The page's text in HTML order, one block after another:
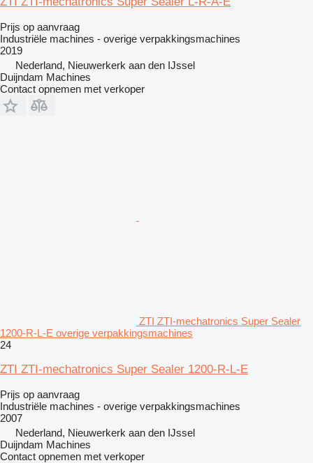
Prijs op aanvraag
Industriële machines - overige verpakkingsmachines
2019
Nederland, Nieuwerkerk aan den IJssel
Duijndam Machines
Contact opnemen met verkoper
ZTI ZTI-mechatronics Super Sealer
1200-R-L-E overige verpakkingsmachines
24
ZTI ZTI-mechatronics Super Sealer 1200-R-L-E
Prijs op aanvraag
Industriële machines - overige verpakkingsmachines
2007
Nederland, Nieuwerkerk aan den IJssel
Duijndam Machines
Contact opnemen met verkoper